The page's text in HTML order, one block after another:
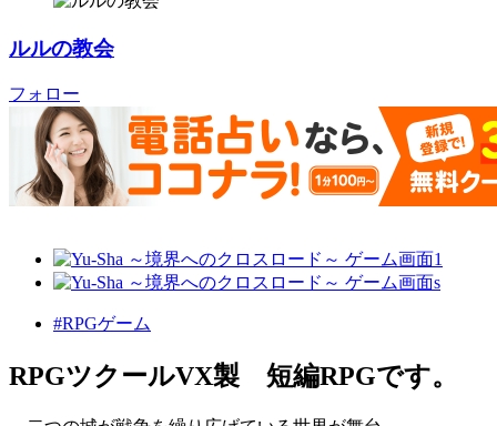
ルルの教会
フォロー
#RPGゲーム
RPGツクールVX製 短編RPGです。